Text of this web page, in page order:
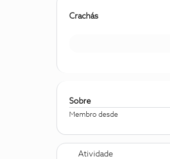
Crachás
Sobre
Membro desde
Atividade